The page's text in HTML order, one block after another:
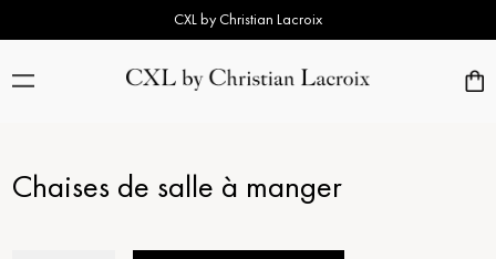
CXL by Christian Lacroix
Chaises de salle à manger